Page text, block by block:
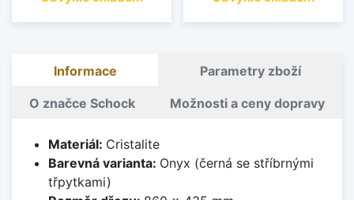
Informace Parametry zboží
O značce Schock Možnosti a ceny dopravy
Materiál: Cristalite
Barevná varianta: Onyx (černá se stříbrnými
třpytkami)